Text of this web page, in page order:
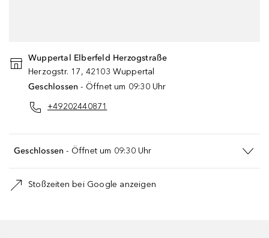
Wuppertal Elberfeld Herzogstraße
Herzogstr. 17, 42103 Wuppertal
Geschlossen - Öffnet um 09:30 Uhr
+49202440871
Geschlossen - Öffnet um 09:30 Uhr
Stoßzeiten bei Google anzeigen
DATENSCHUTZEINSTELLUNGEN